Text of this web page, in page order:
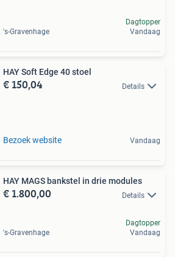
's-Gravenhage
Dagtopper
Vandaag
HAY Soft Edge 40 stoel
€ 150,04 Details
Bezoek website Vandaag
HAY MAGS bankstel in drie modules
€ 1.800,00 Details
's-Gravenhage
Dagtopper
Vandaag